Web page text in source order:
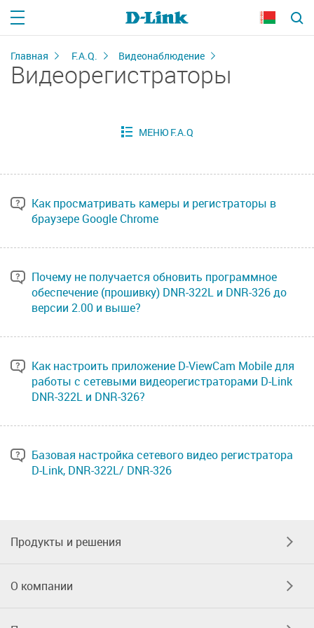
Главная F.A.Q. Видеонаблюдение
Видеорегистраторы
Как просматривать камеры и регистраторы в
браузере Google Chrome
Почему не получается обновить программное
обеспечение (прошивку) DNR-322L и DNR-326 до
версии 2.00 и выше?
Как настроить приложение D-ViewCam Mobile для
работы с сетевыми видеорегистраторами D-Link
DNR-322L и DNR-326?
Базовая настройка сетевого видео регистратора
D-Link, DNR-322L/ DNR-326
Продукты и решения
О компании